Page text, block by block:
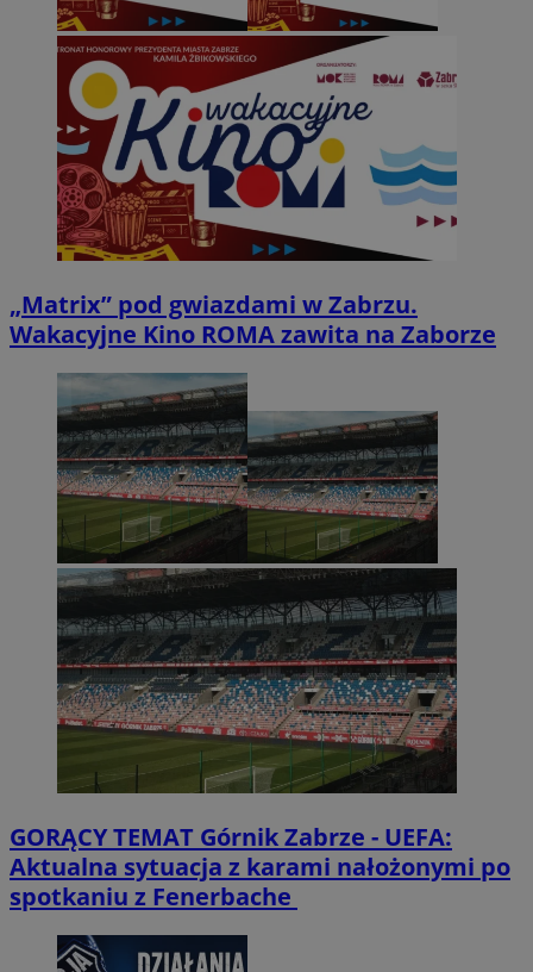
„Matrix” pod gwiazdami w Zabrzu.
Wakacyjne Kino ROMA zawita na Zaborze
GORĄCY TEMAT Górnik Zabrze - UEFA:
Aktualna sytuacja z karami nałożonymi po
spotkaniu z Fenerbache